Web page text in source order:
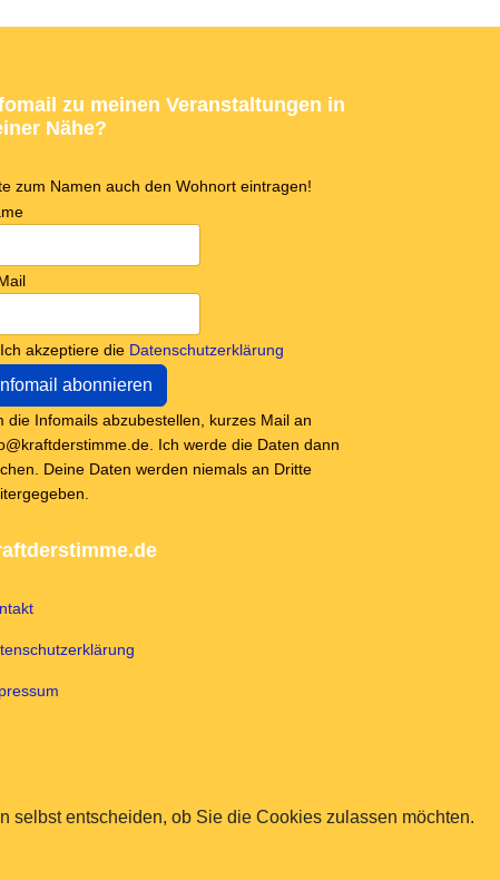
zu meinen Veranstaltungen in
Nähe?
zum Namen auch den Wohnort eintragen!
Ich akzeptiere die Datenschutzerklärung
die Infomails abzubestellen, kurzes Mail an
Ich werde die Daten dann
Deine Daten werden niemals an Dritte
selbst entscheiden, ob Sie die Cookies zulassen möchten.